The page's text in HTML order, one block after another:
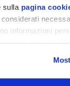
sulla pagina
informazioni
contatti-
il Login, oppure